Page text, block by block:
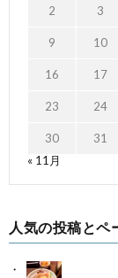
2 3
9 10
16 17
23 24
30
31
« 11月
人気の投稿とペ